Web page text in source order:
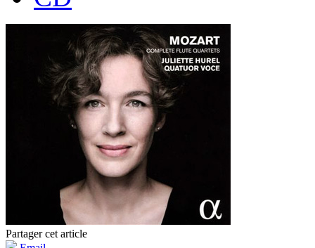
Partager cet article